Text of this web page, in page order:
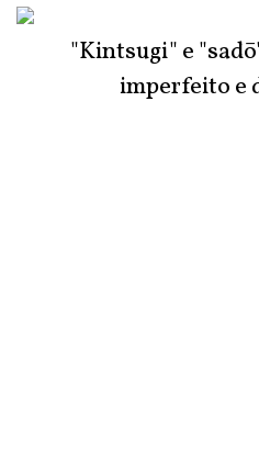
"Kintsugi" e
imperfeito e